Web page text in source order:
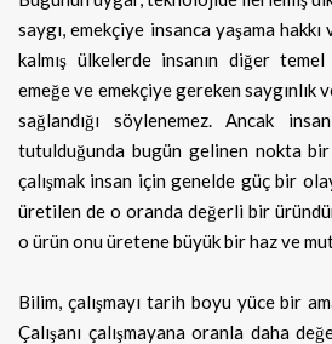
saygı, emekçiye insanca yaşama
kalmış ülkelerde insanın diğer
emeğe ve emekçiye gereken saygınlık
sağlandığı söylenemez. Ancak
tutulduğunda bugün gelinen nokta bir
çalışmak insan için genelde güç bir
üretilen de o oranda değerli bir
o ürün onu üretene büyük bir haz ve
Bilim, çalışmayı tarih boyu yüce bir
Çalışanı çalışmayana oranla daha